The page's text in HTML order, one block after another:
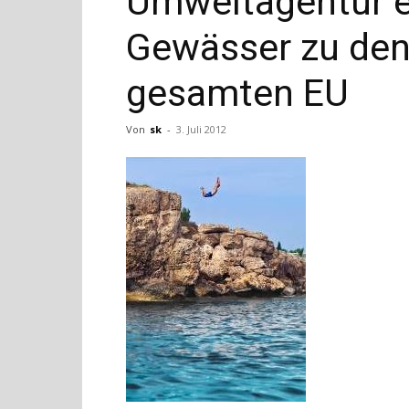
Gewässer zu
gesamten EU
Von sk - 3. Juli 2012